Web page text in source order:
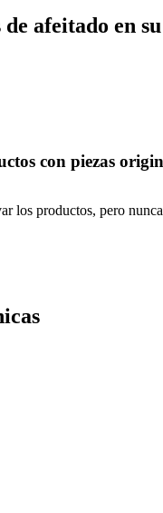
afeitado en
con piezas
los productos, pero